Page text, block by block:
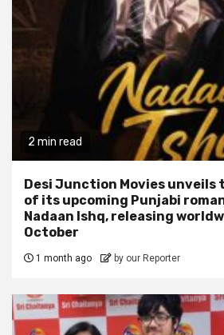
2 min read
Desi Junction Movies
of its upcoming Punjabi
Nadaan Ishq, releasing
October
1 month ago by our Reporter